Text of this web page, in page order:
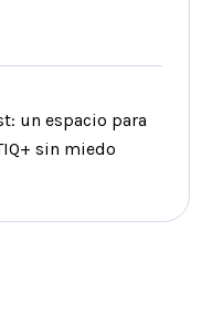
un espacio para
sin miedo